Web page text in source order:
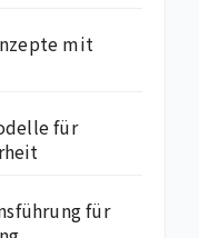
mit
für
für